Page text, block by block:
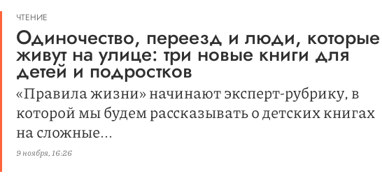
ЧТЕНИЕ
Одиночество, переезд и люди, которые
живут на улице: три новые книги для
детей и подростков
«Правила жизни» начинают эксперт-рубрику, в
которой мы будем рассказывать о детских книгах
на сложные...
9 ноября, 16:26